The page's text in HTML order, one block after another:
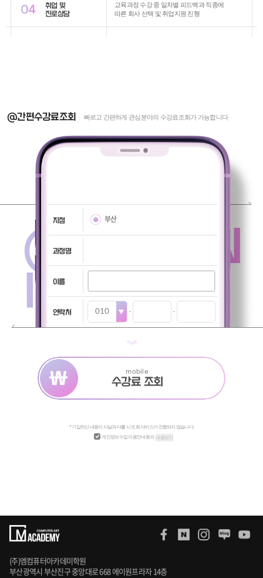
04 취업 및
진로상담
교육과정 수강 중 일차별 피드백과 직종에
따른 회사 선택 및 취업지원 진행
@간편수강료조회 빠르고 간편하게 관심분야의 수강료조회가 가능합니다
@TUITION
INQUIRY
지점 부산
과정명
이름
연락처
mobile
수강료 조회
* 기입하신 내용이 사실과 다를 시 조회 서비스가 진행되지 않습니다.
개인정보수집 이용안내동의 내용보기
(주)엠컴퓨터아카데미학원
부산광역시 부산진구 중앙대로 668 에이원프라자 14층